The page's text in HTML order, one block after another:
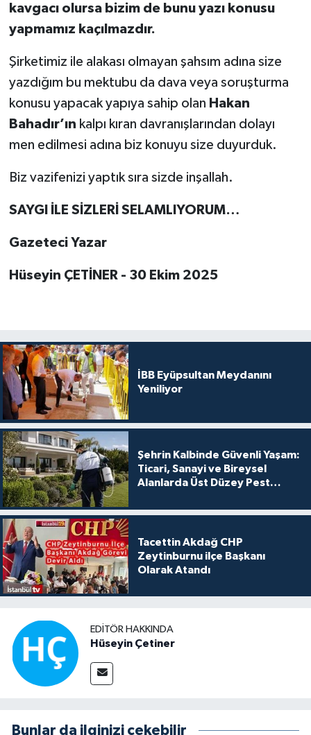
kavgacı olursa bizim de bunu yazı konusu
yapmamız kaçılmazdır.
Şirketimiz ile alakası olmayan şahsım adına size
yazdığım bu mektubu da dava veya soruşturma
konusu yapacak yapıya sahip olan Hakan
Bahadır’ın kalpı kıran davranışlarından dolayı
men edilmesi adına biz konuyu size duyurduk.
Biz vazifenizi yaptık sıra sizde inşallah.
SAYGI İLE SİZLERİ SELAMLIYORUM…
Gazeteci Yazar
Hüseyin ÇETİNER - 30 Ekim 2025
İBB Eyüpsultan Meydanını
Yeniliyor
Şehrin Kalbinde Güvenli Yaşam:
Ticari, Sanayi ve Bireysel
Alanlarda Üst Düzey Pest
Tacettin Akdağ CHP
Zeytinburnu ilçe Başkanı
Olarak Atandı
EDITÖR HAKKINDA
Hüseyin Çetiner
Bunlar da ilginizi çekebilir